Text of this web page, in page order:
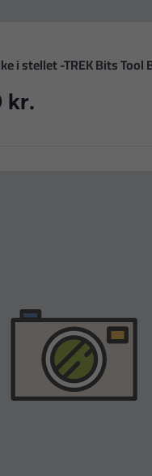
i stellet -TREK Bits Tool
kr.